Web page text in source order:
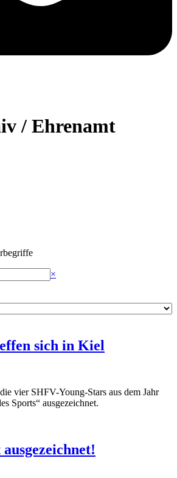
/ Ehrenamt
×
sich in Kiel
vier SHFV-Young-Stars aus dem Jahr
Sports“ ausgezeichnet.